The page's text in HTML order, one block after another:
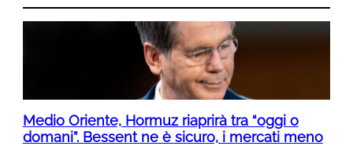
Medio Oriente, Hormuz riaprirà tra “oggi o
domani”. Bessent ne è sicuro, i mercati meno